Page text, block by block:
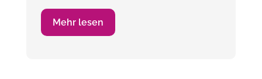
Mehr lesen